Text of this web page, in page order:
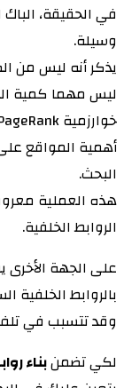
في الحقيقة،
وسيلة.
يذكر أنه ليس من
ليس مهما كمية
أهمية المواقع
البحث.
هذه العملية
الروابط الخلفية.
على الجهة
بالروابط الخلفية
وقد تتسبب في
لكي تضمنبناء